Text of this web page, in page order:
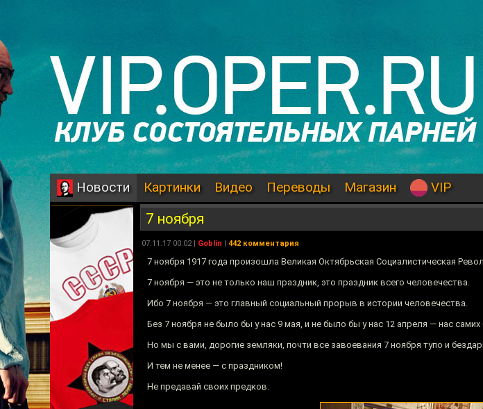
Новости Картинки Видео Переводы Магазин VIP
7 ноября
07.11.17 00:02 | Goblin | 442 комментария
7 ноября 1917 года произошла Великая Октябрьская Социалистическая
7 ноября — это не только наш праздник, это праздник всего человечества.
Ибо 7 ноября — это главный социальный прорыв в истории человечества.
Без 7 ноября не было бы у нас 9 мая, и не было бы у нас 12 апреля — нас
Но мы с вами, дорогие земляки, почти все завоевания 7 ноября тупо и
И тем не менее — с праздником!
Не предавай своих предков.